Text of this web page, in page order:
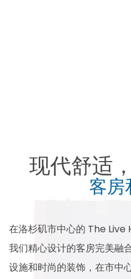
现代舒适
客房
在洛杉矶市中心的 The Live
我们精心设计的客房完美融
设施和时尚的装饰，在市中